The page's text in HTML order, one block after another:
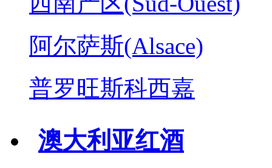
阿尔萨斯(Alsace)
普罗旺斯科西嘉
澳大利亚红酒